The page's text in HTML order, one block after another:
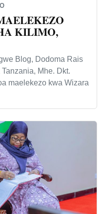
KILIMO,
Blog, Dodoma Rais
Mhe. Dkt.
maelekezo kwa Wizara